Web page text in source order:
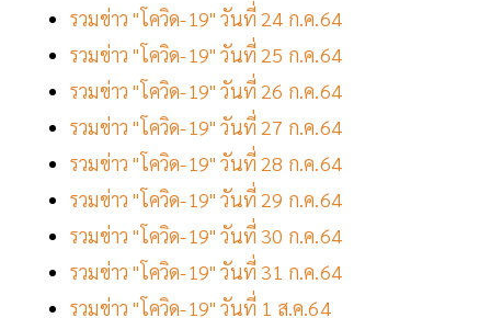
รวมข่าว "โควิด-19" วันที่ 24 ก.ค.64
รวมข่าว "โควิด-19" วันที่ 25 ก.ค.64
รวมข่าว "โควิด-19" วันที่ 26 ก.ค.64
รวมข่าว "โควิด-19" วันที่ 27 ก.ค.64
รวมข่าว "โควิด-19" วันที่ 28 ก.ค.64
รวมข่าว "โควิด-19" วันที่ 29 ก.ค.64
รวมข่าว "โควิด-19" วันที่ 30 ก.ค.64
รวมข่าว "โควิด-19" วันที่ 31 ก.ค.64
รวมข่าว "โควิด-19" วันที่ 1 ส.ค.64